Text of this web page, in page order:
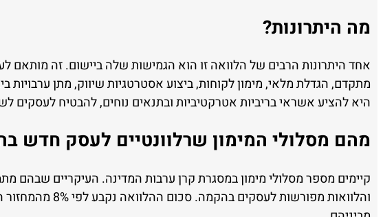
מה היתרונות?
אחד היתרונות הרבים של הלוואה זו הוא הגמישות שלה ביישום. זה מותאם
מתקדם, הגדלת מלאי, מימון לקוחות, ביצוע אסטרטגיות שיווק, מתן ערבויות
היא להציע אשראי בריביות אטרקטיביות ובתנאים נוחים, להבטיח לעסקים
מהם מסלולי המימון שרלוונטיים לעסק חדש
קיימים מספר מסלולי מימון במסגרת קרן ערבות המדינה. העיקריים שבהם